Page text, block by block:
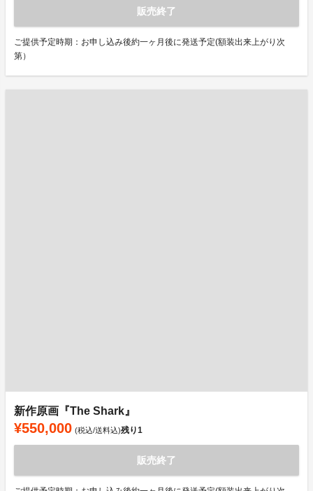
販売終了
ご提供予定時期：お申し込み後約一ヶ月後に発送予定(額装出来上がり次
第）
新作原画『The Shark』
¥550,000 (税込/送料込)残り1
販売終了